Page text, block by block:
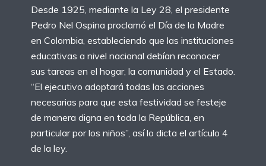
Desde 1925, mediante la Ley 28, el presidente
Pedro Nel Ospina proclamó el Día de la Madre
en Colombia, estableciendo que las instituciones
educativas a nivel nacional debían reconocer
sus tareas en el hogar, la comunidad y el Estado.
“El ejecutivo adoptará todas las acciones
necesarias para que esta festividad se festeje
de manera digna en toda la República, en
particular por los niños”, así lo dicta el artículo 4
de la ley.